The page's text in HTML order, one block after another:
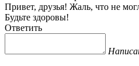
Привет, друзья! Жаль, что не
Будьте здоровы!
Ответить